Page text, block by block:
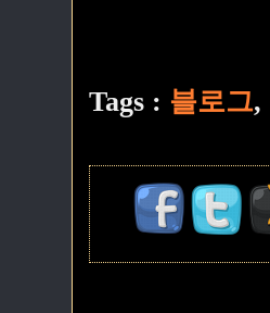
Tags : 블로그,